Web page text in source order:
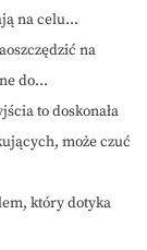
na celu...
na
do...
to doskonała
może czuć
który dotyka